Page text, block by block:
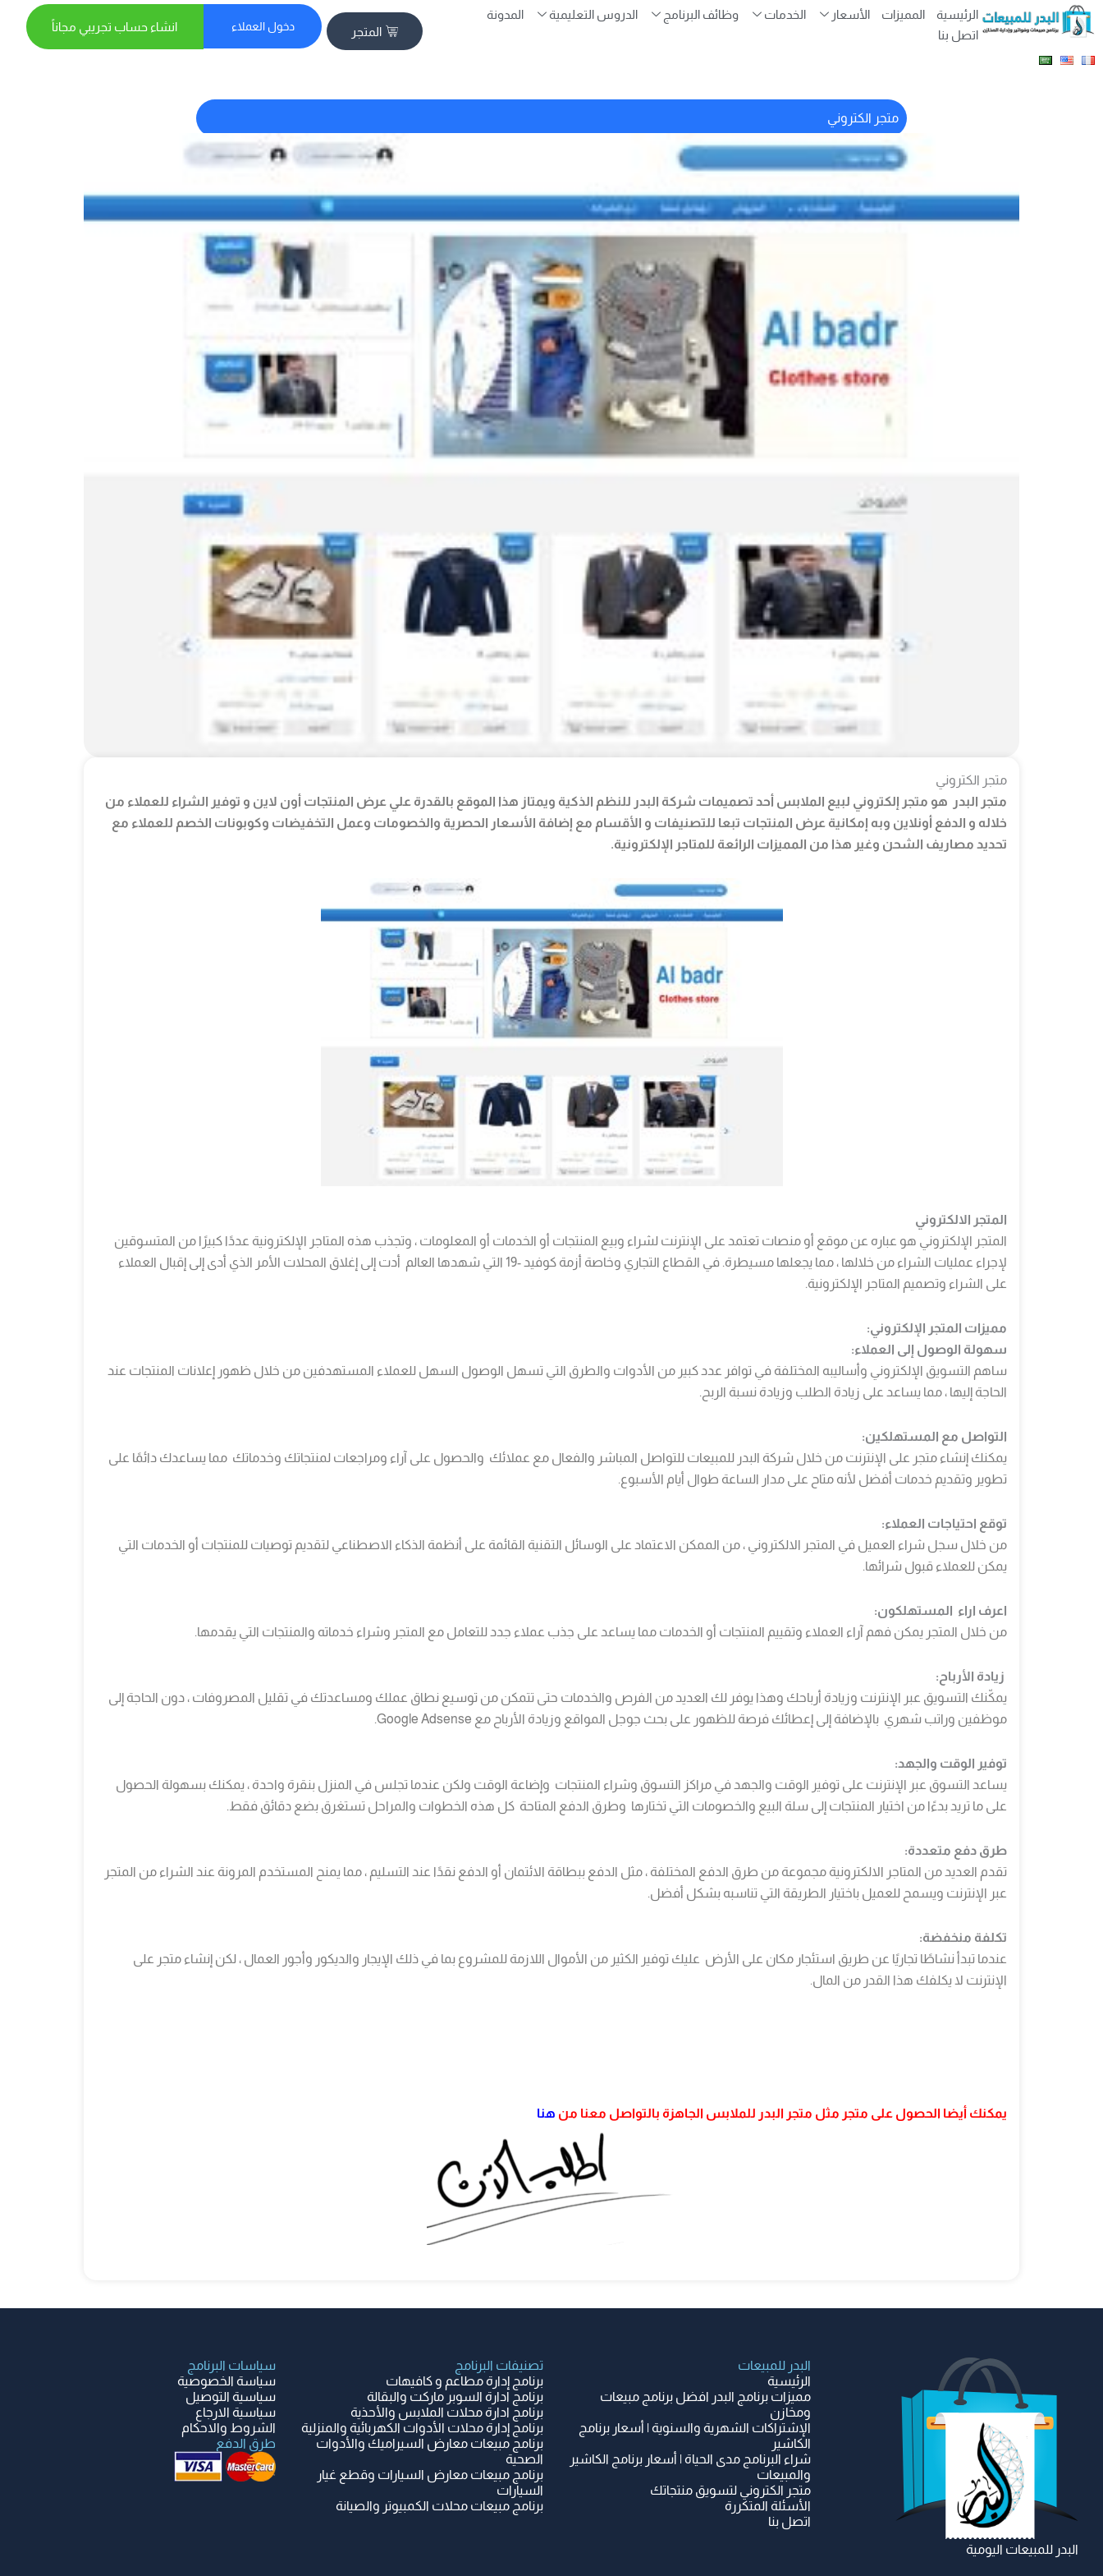
الرئيسية المميزات الأسعار الخدمات وظائف البرنامج الدروس التعليمية
المدونة
اتصل بنا
المتجر دخول العملاء انشاء حساب تجريبي مجاناً
متجر الكتروني
متجر الكتروني
متجر البدر هو متجر إلكتروني لبيع الملابس أحد تصميمات شركة البدر للنظم الذكية ويمتاز هذا الموقع بالقدرة علي عرض المنتجات أون لاين و توفير الشراء للعملاء من
خلاله و الدفع أونلاين وبه إمكانية عرض المنتجات تبعا للتصنيفات و الأقسام مع إضافة الأسعار الحصرية والخصومات وعمل التخفيضات وكوبونات الخصم للعملاء مع
تحديد مصاريف الشحن وغير هذا من المميزات الرائعة للمتاجر الإلكترونية.
المتجر الالكتروني
المتجر الإلكتروني هو عباره عن موقع أو منصات تعتمد على الإنترنت لشراء وبيع المنتجات أو الخدمات أو المعلومات ، وتجذب هذه المتاجر الإلكترونية عددًا كبيرًا من المتسوقين
لإجراء عمليات الشراء من خلالها ، مما يجعلها مسيطرة. في القطاع التجاري وخاصة أزمة كوفيد -19 التي شهدها العالم أدت إلى إغلاق المحلات الأمر الذي أدى إلى إقبال العملاء
على الشراء وتصميم المتاجر الإلكترونية.
مميزات المتجر الإلكتروني:
سهولة الوصول إلى العملاء:
ساهم التسويق الإلكتروني وأساليبه المختلفة في توافر عدد كبير من الأدوات والطرق التي تسهل الوصول السهل للعملاء المستهدفين من خلال ظهور إعلانات المنتجات عند
الحاجة إليها ، مما يساعد على زيادة الطلب وزيادة نسبة الربح.
التواصل مع المستهلكين:
يمكنك إنشاء متجر على الإنترنت من خلال شركة البدر للمبيعات للتواصل المباشر والفعال مع عملائك والحصول على آراء ومراجعات لمنتجاتك وخدماتك مما يساعدك دائمًا على
تطوير وتقديم خدمات أفضل لأنه متاح على مدار الساعة طوال أيام الأسبوع.
توقع احتياجات العملاء:
من خلال سجل شراء العميل في المتجر الالكتروني ، من الممكن الاعتماد على الوسائل التقنية القائمة على أنظمة الذكاء الاصطناعي لتقديم توصيات للمنتجات أو الخدمات التي
يمكن للعملاء قبول شرائها.
اعرف اراء المستهلكون:
من خلال المتجر يمكن فهم آراء العملاء وتقييم المنتجات أو الخدمات مما يساعد على جذب عملاء جدد للتعامل مع المتجر وشراء خدماته والمنتجات التي يقدمها.
زيادة الأرباح:
يمكّنك التسويق عبر الإنترنت وزيادة أرباحك وهذا يوفر لك العديد من الفرص والخدمات حتى تتمكن من توسيع نطاق عملك ومساعدتك في تقليل المصروفات ، دون الحاجة إلى
موظفين وراتب شهري بالإضافة إلى إعطائك فرصة للظهور على بحث جوجل المواقع وزيادة الأرباح مع Google Adsense.
توفير الوقت والجهد:
يساعد التسوق عبر الإنترنت على توفير الوقت والجهد في مراكز التسوق وشراء المنتجات وإضاعة الوقت ولكن عندما تجلس في المنزل بنقرة واحدة ، يمكنك بسهولة الحصول
على ما تريد بدءًا من اختيار المنتجات إلى سلة البيع والخصومات التي تختارها وطرق الدفع المتاحة كل هذه الخطوات والمراحل تستغرق بضع دقائق فقط.
طرق دفع متعددة:
تقدم العديد من المتاجر الالكترونية مجموعة من طرق الدفع المختلفة ، مثل الدفع ببطاقة الائتمان أو الدفع نقدًا عند التسليم ، مما يمنح المستخدم المرونة عند الشراء من المتجر
عبر الإنترنت ويسمح للعميل باختيار الطريقة التي تناسبه بشكل أفضل.
تكلفة منخفضة:
عندما تبدأ نشاطًا تجاريًا عن طريق استئجار مكان على الأرض عليك توفير الكثير من الأموال اللازمة للمشروع بما في ذلك الإيجار والديكور وأجور العمال ، لكن إنشاء متجر على
الإنترنت لا يكلفك هذا القدر من المال.
يمكنك أيضا الحصول على متجر مثل متجر البدر للملابس الجاهزة بالتواصل معنا من هنا
البدر للمبيعات اليومية
البدر للمبيعات
الرئيسية
مميزات برنامج البدر افضل برنامج مبيعات
ومخازن
الإشتراكات الشهرية والسنوية | أسعار برنامج
الكاشير
شراء البرنامج مدى الحياة | أسعار برنامج الكاشير
والمبيعات
متجر الكتروني لتسويق منتجاتك
الأسئلة المتكررة
اتصل بنا
تصنيفات البرنامج
برنامج إدارة مطاعم و كافيهات
برنامج ادارة السوبر ماركت والبقالة
برنامج ادارة محلات الملابس والأحذية
برنامج إدارة محلات الأدوات الكهربائية والمنزلية
برنامج مبيعات معارض السيراميك والأدوات
الصحية
برنامج مبيعات معارض السيارات وقطع غيار
السيارات
برنامج مبيعات محلات الكمبيوتر والصيانة
سياسات البرنامج
سياسة الخصوصية
سياسية التوصيل
سياسية الارجاع
الشروط والاحكام
طرق الدفع